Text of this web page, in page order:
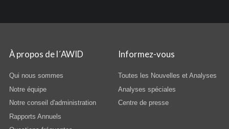
À propos de l´AWID
Qui nous sommes
Notre équipe
Notre conseil d'administration
Rapports Annuels
Informez-vous
Toutes les Nouvelles et Analyses
Analyses spéciales
Centre de presse